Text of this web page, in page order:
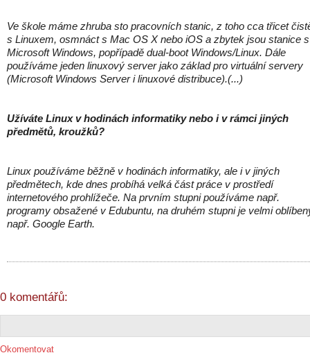
Ve škole máme zhruba sto pracovních stanic, z toho cca třicet
s Linuxem, osmnáct s Mac OS X nebo iOS a zbytek jsou stanice s
Microsoft Windows, popřípadě dual-boot Windows/Linux. Dále
používáme jeden linuxový server jako základ pro virtuální servery
(Microsoft Windows Server i linuxové distribuce).(...)
Užíváte Linux v hodinách informatiky nebo i v rámci jiných
předmětů, kroužků?
Linux používáme běžně v hodinách informatiky, ale i v jiných
předmětech, kde dnes probíhá velká část práce v prostředí
internetového prohlížeče. Na prvním stupni používáme např.
programy obsažené v Edubuntu, na druhém stupni je velmi
např. Google Earth.
0 komentářů:
Okomentovat